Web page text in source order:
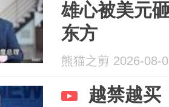
雄心被美元
东方
熊猫之剪 2026-08-
越禁越买